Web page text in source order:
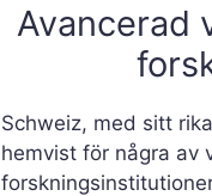
Avancerad
Schweiz, med sitt
hemvist för några av